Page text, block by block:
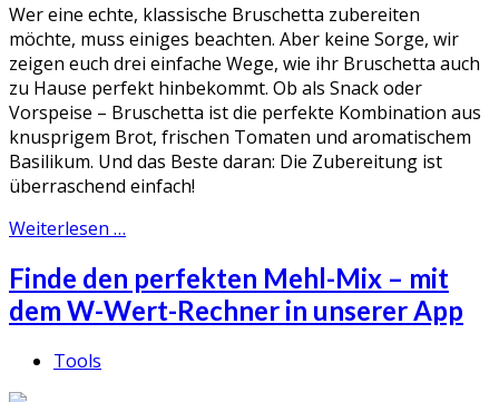
Wer eine echte, klassische Bruschetta zubereiten
möchte, muss einiges beachten. Aber keine Sorge, wir
zeigen euch drei einfache Wege, wie ihr Bruschetta auch
zu Hause perfekt hinbekommt. Ob als Snack oder
Vorspeise – Bruschetta ist die perfekte Kombination aus
knusprigem Brot, frischen Tomaten und aromatischem
Basilikum. Und das Beste daran: Die Zubereitung ist
überraschend einfach!
Weiterlesen …
Finde den perfekten Mehl-Mix – mit
dem W-Wert-Rechner in unserer App
Tools